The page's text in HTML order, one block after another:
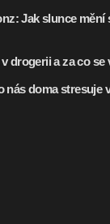
Jak slunce
drogerii a za co se
nás doma stresuje